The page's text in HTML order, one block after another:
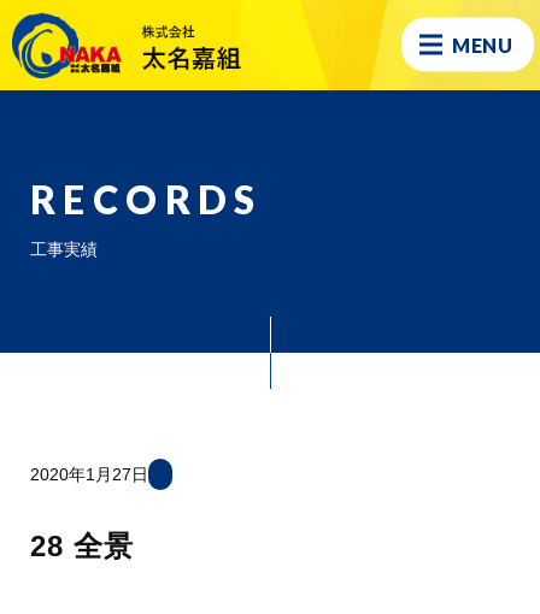
MENU
RECORDS
工事実績
2020年1月27日
28 全景